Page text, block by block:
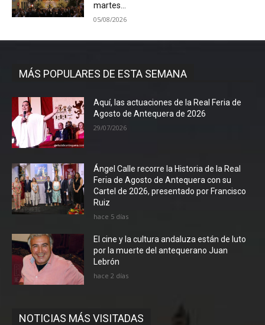
martes...
05/08/2026
MÁS POPULARES DE ESTA SEMANA
Aquí, las actuaciones de la Real Feria de
Agosto de Antequera de 2026
29/07/2026
Ángel Calle recorre la Historia de la Real
Feria de Agosto de Antequera con su
Cartel de 2026, presentado por Francisco
Ruiz
hace 5 días
El cine y la cultura andaluza están de luto
por la muerte del antequerano Juan
Lebrón
hace 2 días
NOTICIAS MÁS VISITADAS